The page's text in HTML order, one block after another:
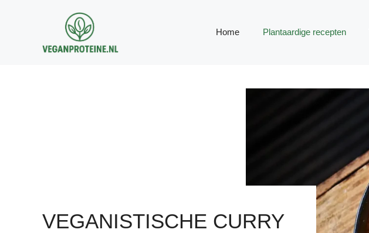
Home Plantaardige recepten
VEGANISTISCHE CURRY